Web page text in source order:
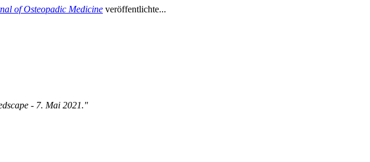
of Osteopadic Medicine veröffentlichte...
- 7. Mai 2021."